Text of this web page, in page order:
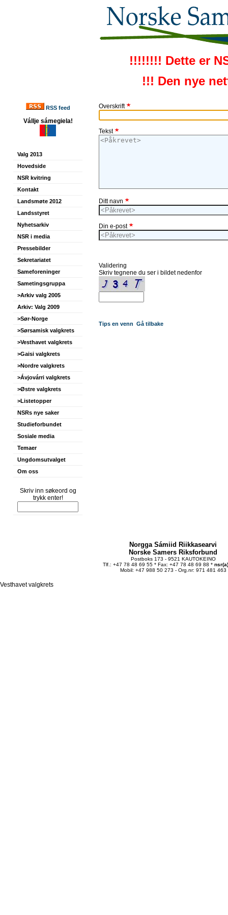
!!!!!!!! Dette er
!!! Den nye
RSS feed
Vállje sámegiela!
Valg 2013
Hovedside
NSR kvitring
Kontakt
Landsmøte 2012
Landsstyret
Nyhetsarkiv
NSR i media
Pressebilder
Sekretariatet
Sameforeninger
Sametingsgruppa
>Arkiv valg 2005
Arkiv: Valg 2009
>Sør-Norge
>Sørsamisk valgkrets
>Vesthavet valgkrets
>Gaisi valgkrets
>Nordre valgkrets
>Ávjovárri valgkrets
>Østre valgkrets
>Listetopper
NSRs nye saker
Studieforbundet
Sosiale media
Temaer
Ungdomsutvalget
Om oss
Skriv inn søkeord og
trykk enter!
Overskrift
Tekst
Ditt navn
Din e-post
Validering
Skriv tegnene du ser i bildet nedenfor
Tips en venn Gå tilbake
Norgga Sámiid Riikkasearvi
Norske Samers Riksforbund
Postboks 173 - 9521 KAUTOKEINO
Tlf.: +47 78 48 69 55 * Fax: +47 78 48 69 88 *
Mobil: +47 988 50 273 - Org.nr: 971 481 463
Vesthavet valgkrets